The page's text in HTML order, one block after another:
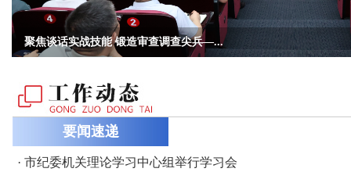
市纪委机关理论学习中心组举行学习会
要闻速递
· 市纪委机关理论学习中心组举行学习会